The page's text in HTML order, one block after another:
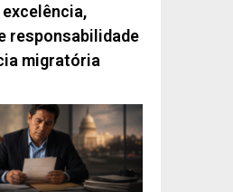
responsabilidade
migratória